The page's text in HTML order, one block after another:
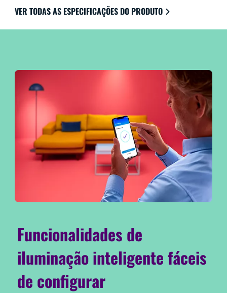
com o Google Home, a Amazon Alexa e o Apple
HomeKit para a máxima facilidade de utilização.
VER TODAS AS ESPECIFICAÇÕES DO PRODUTO
Funcionalidades de
iluminação inteligente fáceis
de configurar